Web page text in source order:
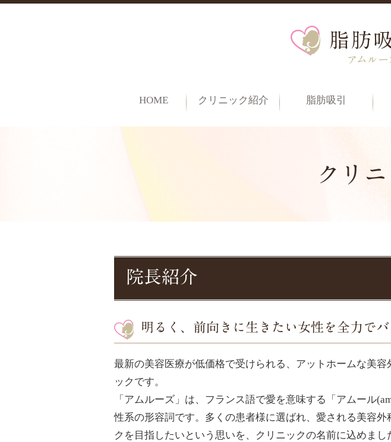
HOME クリニック紹介 脂肪吸引
クリ
院長紹介
明るく、前向きに生きたい女性を全力で
最新の美容医療が低価格で受けられる、アットホームな美容
ックです。
「アムルーズ」は、フランス語で愛を意味する「アムール
性系の形容詞です。多くの患者様に選ばれ、愛される美容外
クを目指したいという思いを、クリニックの名前に込めまし